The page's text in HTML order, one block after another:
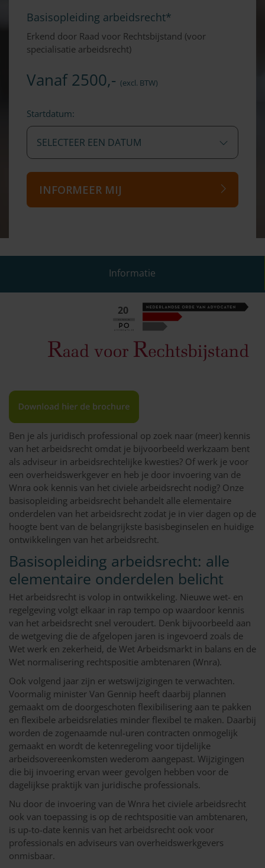
Basisopleiding arbeidsrecht*
Erkend door Raad voor Rechtsbijstand (voor
specialisatie arbeidsrecht)
Vanaf 2500,- (excl. BTW)
Startdatum:
SELECTEER EEN DATUM
INFORMEER MIJ
Informatie
20
Ben je als juridisch professional op zoek naar (meer) kennis
van het arbeidsrecht omdat je bijvoorbeeld werkzaam bent
als adviseur in arbeidsrechtelijke kwesties? Of werk je voor
een overheidswerkgever en heb je door invoering van de
Wnra ook kennis van het civiele arbeidsrecht nodig? Onze
basisopleiding arbeidsrecht behandelt alle elementaire
onderdelen van het arbeidsrecht zodat je in vier dagen op de
hoogte bent van de belangrijkste basisbeginselen en huidige
ontwikkelingen van het arbeidsrecht.
Basisopleiding arbeidsrecht: alle
elementaire onderdelen belicht
Het arbeidsrecht is volop in ontwikkeling. Nieuwe wet- en
regelgeving volgt elkaar in rap tempo op waardoor kennis
van het arbeidsrecht snel veroudert. Denk bijvoorbeeld aan
de wetgeving die de afgelopen jaren is ingevoerd zoals de
Wet werk en zekerheid, de Wet Arbeidsmarkt in balans en de
Wet normalisering rechtspositie ambtenaren (Wnra).
Ook volgend jaar zijn er wetswijzigingen te verwachten.
Voormalig minister Van Gennip heeft daarbij plannen
gemaakt om de doorgeschoten flexibilisering aan te pakken
en flexibele arbeidsrelaties minder flexibel te maken. Daarbij
worden de zogenaamde nul-uren contracten onmogelijk
gemaakt en wordt de ketenregeling voor tijdelijke
arbeidsovereenkomsten wederom aangepast. Wijzigingen
die bij invoering ervan weer gevolgen hebben voor de
dagelijkse praktijk van juridische professionals.
Nu door de invoering van de Wnra het civiele arbeidsrecht
ook van toepassing is op de rechtspositie van ambtenaren,
is up-to-date kennis van het arbeidsrecht ook voor
professionals en adviseurs van overheidswerkgevers
onmisbaar.